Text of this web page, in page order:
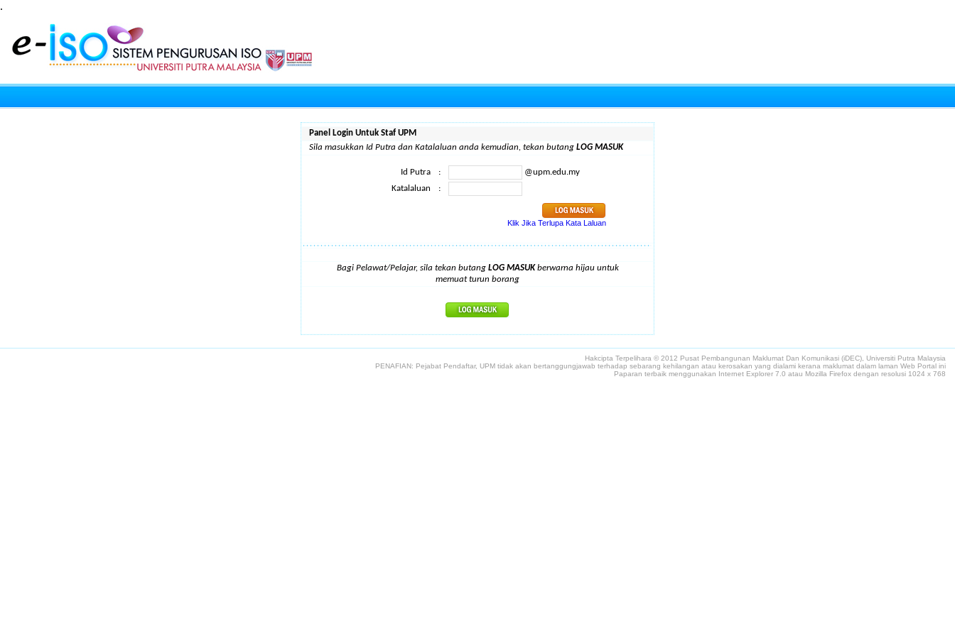
.
Panel Login Untuk Staf UPM
Sila masukkan Id Putra dan Katalaluan anda kemudian, tekan butang LOG MASUK
Id Putra :
@upm.edu.my
Katalaluan
:
Klik Jika Terlupa Kata Laluan
Bagi Pelawat/Pelajar, sila tekan butang LOG MASUKberwarna hijau untuk
memuat turun borang
Hakcipta Terpelihara © 2012 Pusat Pembangunan Maklumat Dan Komunikasi (iDEC), Universiti Putra Malaysia
PENAFIAN: Pejabat Pendaftar, UPM tidak akan bertanggungjawab terhadap sebarang kehilangan atau kerosakan yang dialami kerana maklumat dalam laman Web Portal ini
Paparan terbaik menggunakan Internet Explorer 7.0 atau Mozilla Firefox dengan resolusi 1024 x 768